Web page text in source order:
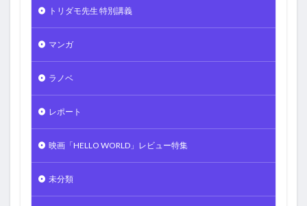
トリダモ先生 特別講義
マンガ
ラノベ
レポート
映画「HELLO WORLD」レビュー特集
未分類